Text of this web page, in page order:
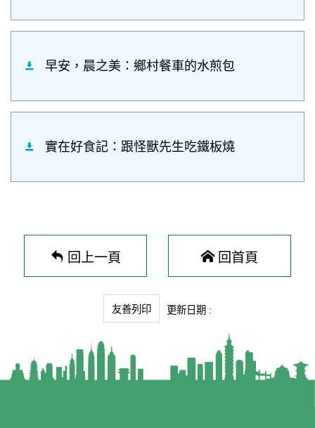
早安，晨之美：鄉村餐車的水煎包
實在好食記：跟怪獸先生吃鐵板燒
回上一頁 回首頁
友善列印 更新日期 :